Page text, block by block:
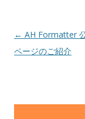
投稿ナビゲーショ
← AH Formatter
ページのご紹介